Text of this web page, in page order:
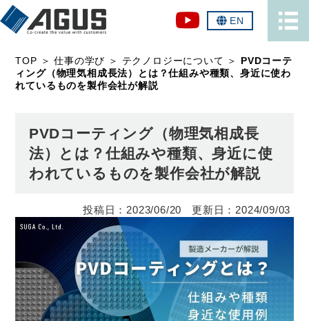
EN
TOP ＞仕事の学び ＞ テクノロジーについて ＞ PVDコーテ
ィング（物理気相成長法）とは？仕組みや種類、身近に使わ
れているものを製作会社が解説
PVDコーティング（物理気相成長
法）とは？仕組みや種類、身近に使
われているものを製作会社が解説
2023/06/20 2024/09/03